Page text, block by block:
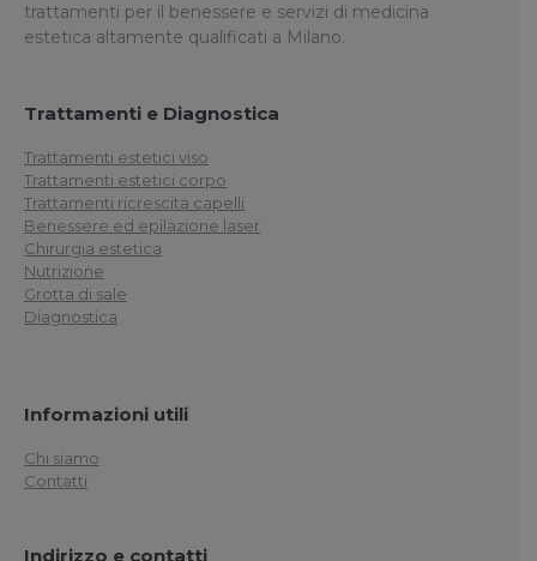
trattamenti per il benessere e servizi di medicina
estetica altamente qualificati a Milano.
Trattamenti e Diagnostica
Trattamenti estetici viso
Trattamenti estetici corpo
Trattamenti ricrescita capelli
Benessere ed epilazione laser
Chirurgia estetica
Nutrizione
Grotta di sale
Diagnostica
Informazioni utili
Chi siamo
Contatti
Indirizzo e contatti